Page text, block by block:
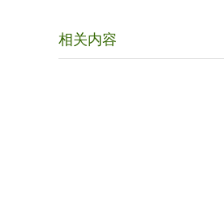
相关内容